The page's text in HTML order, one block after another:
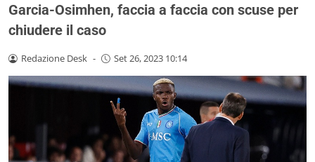
Garcia-Osimhen, faccia a faccia con scuse per
chiudere il caso
Redazione Desk - Set 26, 2023 10:14